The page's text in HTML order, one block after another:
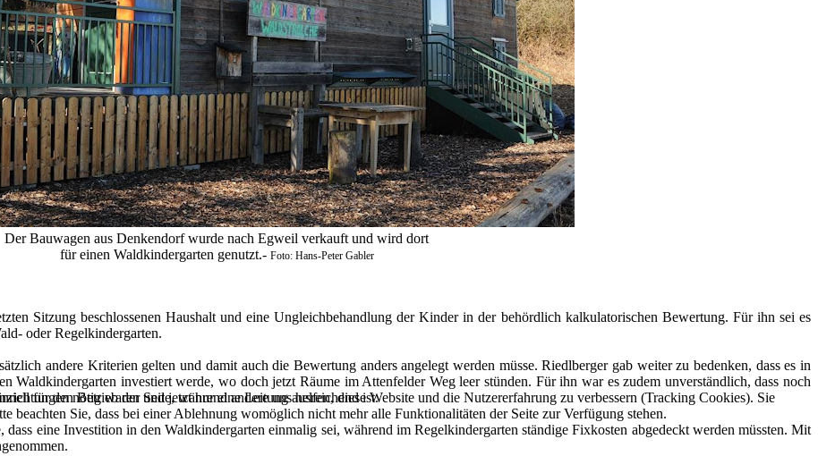
Der Bauwagen aus Denkendorf wurde nach Egweil verkauft und wird dort
für einen Waldkindergarten genutzt.- Foto: Hans-Peter Gabler
Sitzung beschlossenen Haushalt und eine Ungleichbehandlung der Kinder in der behördlich kalkulatorischen Bewertung. Für ihn sei es
oder Regelkindergarten.
andere Kriterien gelten und damit auch die Bewertung anders angelegt werden müsse. Riedlberger gab weiter zu bedenken, dass es in
Waldkindergarten investiert werde, wo doch jetzt Räume im Attenfelder Weg leer stünden. Für ihn war es zudem unverständlich, dass noch
nötig waren und jetzt nur eine Leitung ausreichend ist.
eine Investition in den Waldkindergarten einmalig sei, während im Regelkindergarten ständige Fixkosten abgedeckt werden müssten. Mit
für den Betrieb der Seite, während andere uns helfen, diese Website und die Nutzererfahrung zu verbessern (Tracking Cookies). Sie
beachten Sie, dass bei einer Ablehnung womöglich nicht mehr alle Funktionalitäten der Seite zur Verfügung stehen.